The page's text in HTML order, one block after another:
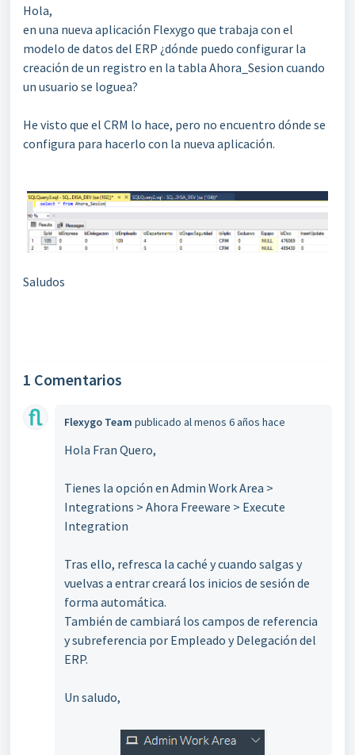
Hola,
en una nueva aplicación Flexygo que trabaja con el
modelo de datos del ERP ¿dónde puedo configurar la
creación de un registro en la tabla Ahora_Sesion cuando
un usuario se loguea?
He visto que el CRM lo hace, pero no encuentro dónde se
configura para hacerlo con la nueva aplicación.
Saludos
1 Comentarios
Flexygo Team publicado al menos 6 años hace
Hola Fran Quero,
Tienes la opción en Admin Work Area >
Integrations > Ahora Freeware > Execute
Integration
Tras ello, refresca la caché y cuando salgas y
vuelvas a entrar creará los inicios de sesión de
forma automática.
También de cambiará los campos de referencia
y subreferencia por Empleado y Delegación del
ERP.
Un saludo,